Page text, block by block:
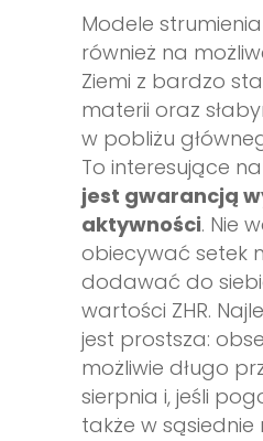
Modele
również na
Ziemi z bardzo
materii oraz
w pobliżu
To interesujące
jest gwarancją
aktywności. Nie
obiecywać setek
dodawać do
wartości ZHR.
jest prostsza:
możliwie długo
sierpnia i, jeśli
także w sąsiednie